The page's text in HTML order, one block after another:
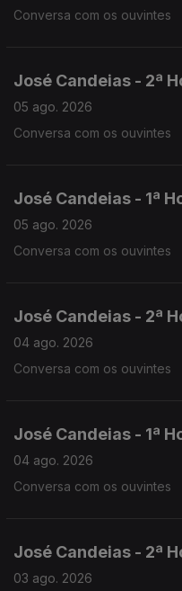
Conversa com os ouvintes
José Candeias - 2ª
05 ago. 2026
Conversa com os ouvintes
José Candeias - 1ª
05 ago. 2026
Conversa com os ouvintes
José Candeias - 2ª
04 ago. 2026
Conversa com os ouvintes
José Candeias - 1ª
04 ago. 2026
Conversa com os ouvintes
José Candeias - 2ª
03 ago. 2026